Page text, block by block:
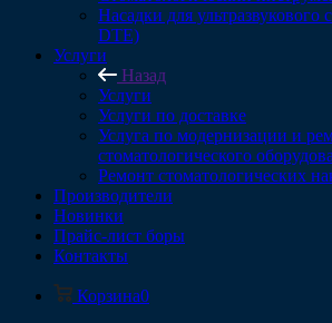
Насадки для ультразвукового
DTE)
Услуги
Назад
Услуги
Услуги по доставке
Услуга по модернизации и
стоматологического
Ремонт стоматологических
Производители
Новинки
Прайс-лист боры
Контакты
Корзина0